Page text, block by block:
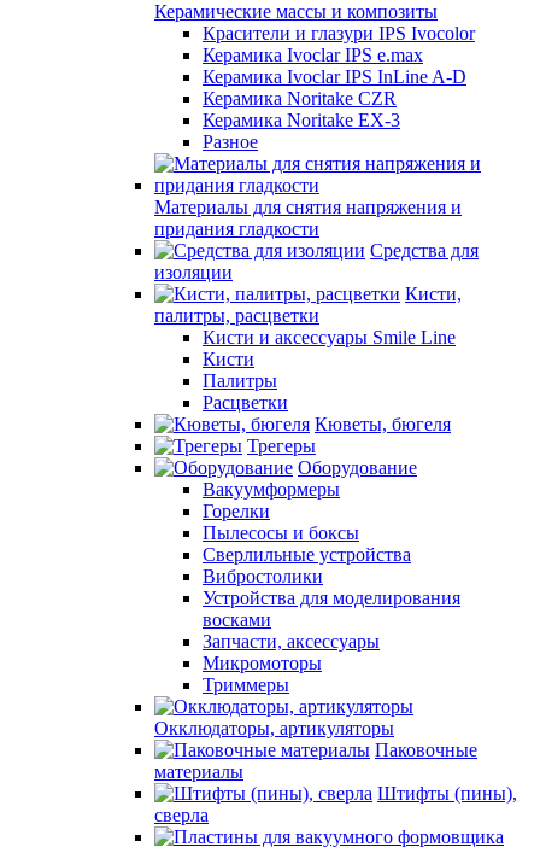
Керамические массы и композиты
Красители и глазури IPS Ivocolor
Керамика Ivoclar IPS e.max
Керамика Ivoclar IPS InLine A-D
Керамика Noritake CZR
Керамика Noritake EX-3
Разное
Материалы для снятия напряжения и
придания гладкости
Средства для
изоляции
Кисти,
палитры, расцветки
Кисти и аксессуары Smile Line
Кисти
Палитры
Расцветки
Кюветы, бюгеля
Трегеры
Оборудование
Вакуумформеры
Горелки
Пылесосы и боксы
Сверлильные устройства
Вибростолики
Устройства для моделирования
восками
Запчасти, аксессуары
Микромоторы
Триммеры
Окклюдаторы, артикуляторы
Паковочные
материалы
Штифты (пины),
сверла